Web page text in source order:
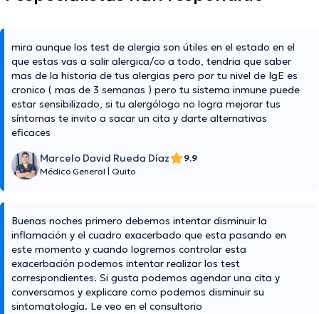
mira aunque los test de alergia son útiles en el estado en el
que estas vas a salir alergica/co a todo, tendria que saber
mas de la historia de tus alergias pero por tu nivel de IgE es
cronico ( mas de 3 semanas ) pero tu sistema inmune puede
estar sensibilizado, si tu alergólogo no logra mejorar tus
síntomas te invito a sacar un cita y darte alternativas
eficaces
Marcelo David Rueda Díaz
9,9
Médico General
Quito
Buenas noches primero debemos intentar disminuir la
inflamación y el cuadro exacerbado que esta pasando en
este momento y cuando logremos controlar esta
exacerbación podemos intentar realizar los test
correspondientes. Si gusta podemos agendar una cita y
conversamos y explicare como podemos disminuir su
sintomatología. Le veo en el consultorio